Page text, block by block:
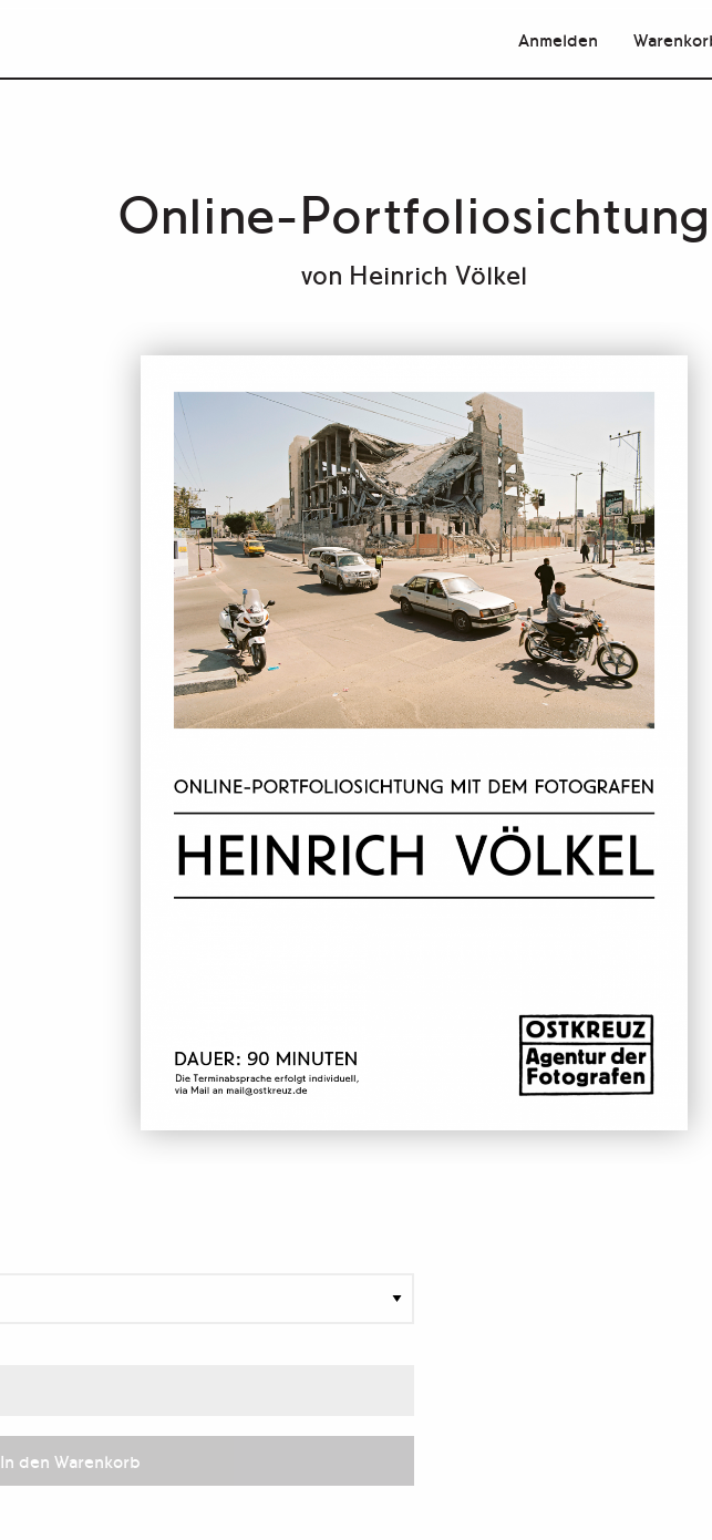
Anmelden
Online-Portfoliosichtung
von Heinrich Völkel
In den Warenkorb